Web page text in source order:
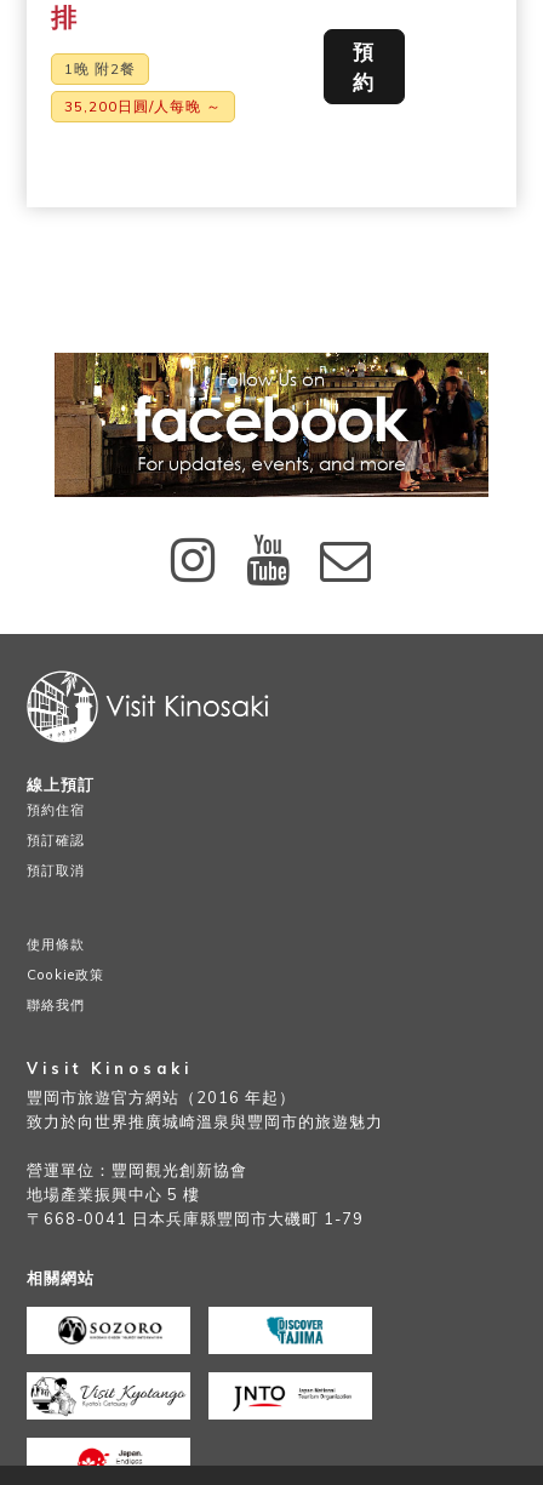
排
1晚 附2餐
35,200日圓/人每晚 ～
預
約
線上預訂
預約住宿
預訂確認
預訂取消
使用條款
Cookie政策
聯絡我們
Visit Kinosaki
豐岡市旅遊官方網站（2016 年起）
致力於向世界推廣城崎溫泉與豐岡市的旅遊魅力
營運單位：豐岡觀光創新協會
地場產業振興中心 5 樓
〒668-0041 日本兵庫縣豐岡市大磯町 1-79
相關網站